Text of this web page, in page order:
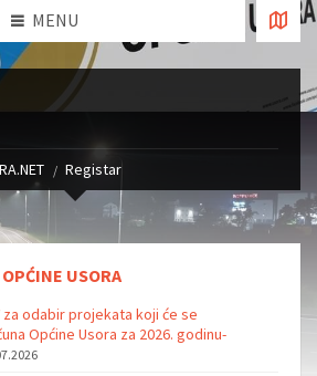
MENU
Registar
USORA
za odabir projekata koji će se
Općine Usora za 2026. godinu-